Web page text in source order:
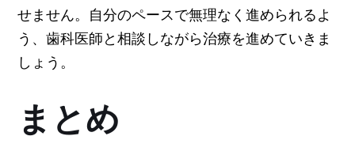
せません。自分のペースで無理なく進められるよ
う、歯科医師と相談しながら治療を進めていきま
しょう。
まとめ